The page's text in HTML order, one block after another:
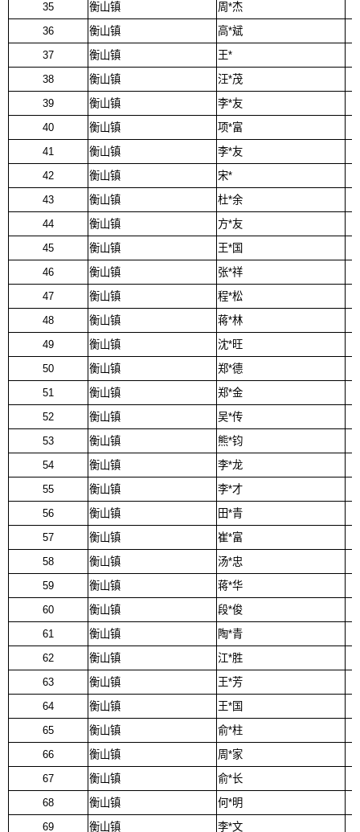
35
衡山镇
周*杰
36
衡山镇
高*斌
37
衡山镇
王*
38
衡山镇
汪*茂
39
衡山镇
李*友
40
衡山镇
项*富
41
衡山镇
李*友
42
衡山镇
宋*
43
衡山镇
杜*余
44
衡山镇
方*友
45
衡山镇
王*国
46
衡山镇
张*祥
47
衡山镇
程*松
48
衡山镇
蒋*林
49
衡山镇
沈*旺
50
衡山镇
郑*德
51
衡山镇
郑*金
52
衡山镇
吴*传
53
衡山镇
熊*钧
54
衡山镇
李*龙
55
衡山镇
李*才
56
衡山镇
田*青
57
衡山镇
崔*富
58
衡山镇
汤*忠
59
衡山镇
蒋*华
60
衡山镇
段*俊
61
衡山镇
陶*青
62
衡山镇
江*胜
63
衡山镇
王*芳
64
衡山镇
王*国
65
衡山镇
俞*柱
66
衡山镇
周*家
67
衡山镇
俞*长
68
衡山镇
何*明
69
衡山镇 李*文